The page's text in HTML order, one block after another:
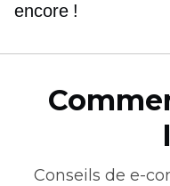
encore !
Conseils de e-